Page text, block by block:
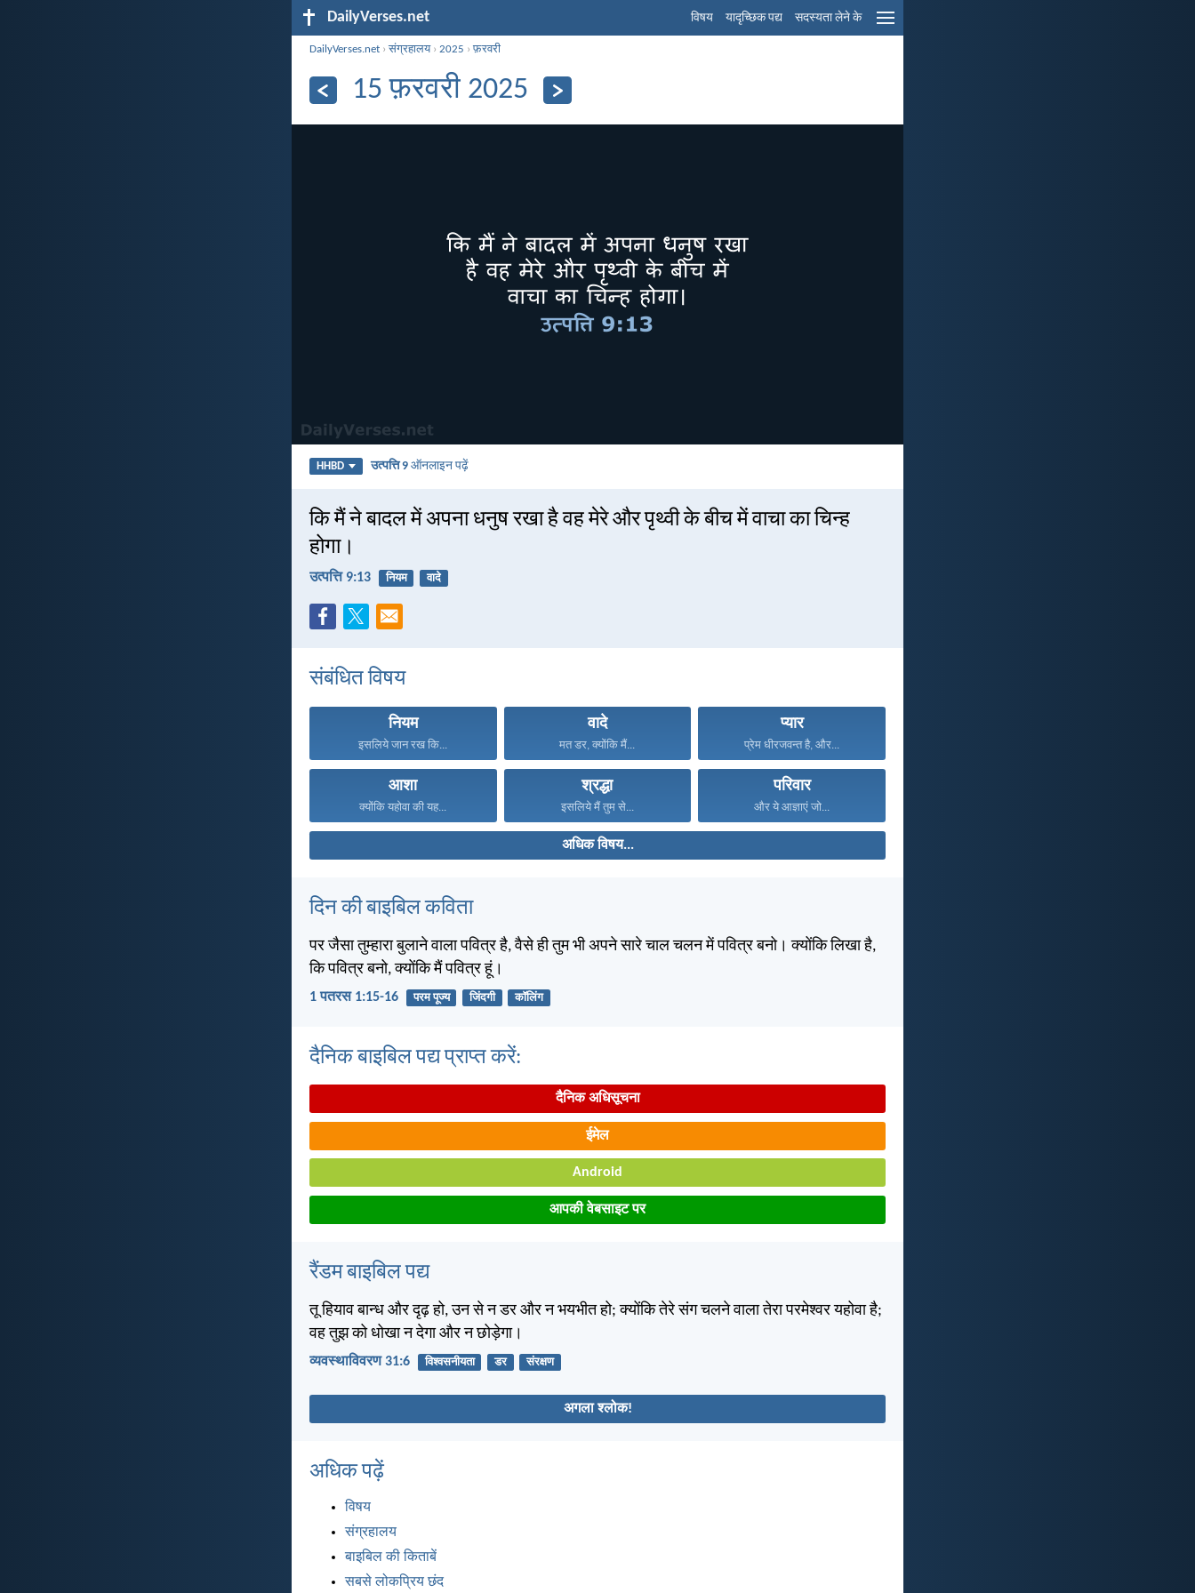
DailyVerses.net विषय यादृच्छिक पद्य सदस्यता लेने के
DailyVerses.net ›संग्रहालय›2025 ›फ़रवरी
15 फ़रवरी 2025
HHBD उत्पत्ति 9 ऑनलाइन पढ़ें
कि मैं ने बादल में अपना धनुष रखा है वह मेरे और पृथ्वी के बीच में वाचा का चिन्ह
होगा।
उत्पत्ति 9:13 नियम वादे
संबंधित विषय
नियम
इसलिये जान रख कि...
वादे
मत डर, क्योंकि मैं...
प्यार
प्रेम धीरजवन्त है, और...
आशा
क्योंकि यहोवा की यह...
श्रद्धा
इसलिये मैं तुम से...
परिवार
और ये आज्ञाएं जो...
अधिक विषय...
दिन की बाइबिल कविता
पर जैसा तुम्हारा बुलाने वाला पवित्र है, वैसे ही तुम भी अपने सारे चाल चलन में पवित्र बनो। क्योंकि लिखा है,
कि पवित्र बनो, क्योंकि मैं पवित्र हूं।
1 पतरस 1:15-16 परम पूज्य जिंदगी कॉलिंग
दैनिक बाइबिल पद्य प्राप्त करें:
दैनिक अधिसूचना
ईमेल
Android
आपकी वेबसाइट पर
रैंडम बाइबिल पद्य
तू हियाव बान्ध और दृढ़ हो, उन से न डर और न भयभीत हो; क्योंकि तेरे संग चलने वाला तेरा परमेश्वर यहोवा है;
वह तुझ को धोखा न देगा और न छोड़ेगा।
व्यवस्थाविवरण 31:6 विश्वसनीयता डर संरक्षण
अगला श्लोक!
अधिक पढ़ें
विषय
संग्रहालय
बाइबिल की किताबें
सबसे लोकप्रिय छंद